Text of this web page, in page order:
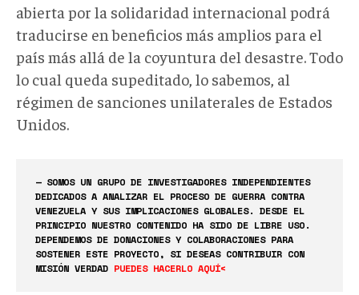
abierta por la solidaridad internacional podrá
traducirse en beneficios más amplios para el
país más allá de la coyuntura del desastre. Todo
lo cual queda supeditado, lo sabemos, al
régimen de sanciones unilaterales de Estados
Unidos.
— SOMOS UN GRUPO DE INVESTIGADORES INDEPENDIENTES
DEDICADOS A ANALIZAR EL PROCESO DE GUERRA CONTRA
VENEZUELA Y SUS IMPLICACIONES GLOBALES. DESDE EL
PRINCIPIO NUESTRO CONTENIDO HA SIDO DE LIBRE USO.
DEPENDEMOS DE DONACIONES Y COLABORACIONES PARA
SOSTENER ESTE PROYECTO, SI DESEAS CONTRIBUIR CON
MISIÓN VERDAD PUEDES HACERLO AQUÍ<